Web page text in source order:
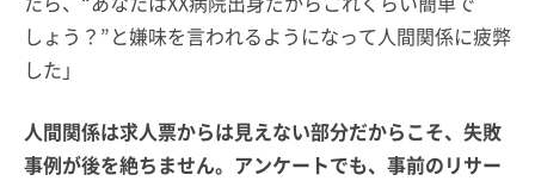
しょう？”と嫌味を言われるようになって人間関係に疲弊
した」
人間関係は求人票からは見えない部分だからこそ、失敗
事例が後を絶ちません。アンケートでも、事前のリサー